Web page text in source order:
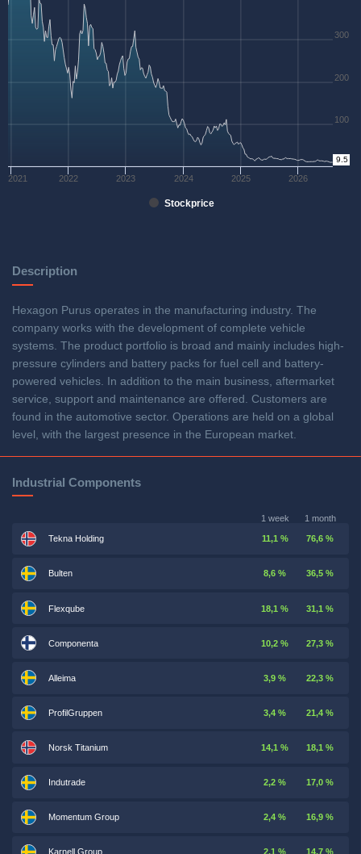
Stockprice
2021 2022 2023 2024 2025 2026
0
100
200
300
9.5
Description
Hexagon Purus operates in the manufacturing industry. The
company works with the development of complete vehicle
systems. The product portfolio is broad and mainly includes high-
pressure cylinders and battery packs for fuel cell and battery-
powered vehicles. In addition to the main business, aftermarket
service, support and maintenance are offered. Customers are
found in the automotive sector. Operations are held on a global
level, with the largest presence in the European market.
Industrial Components
1 week 1 month
Tekna Holding 11,1 % 76,6 %
Bulten 8,6 % 36,5 %
Flexqube 18,1 % 31,1 %
Componenta 10,2 % 27,3 %
Alleima 3,9 % 22,3 %
ProfilGruppen 3,4 % 21,4 %
Norsk Titanium 14,1 % 18,1 %
Indutrade 2,2 % 17,0 %
Momentum Group 2,4 % 16,9 %
Karnell Group 2,1 % 14,7 %